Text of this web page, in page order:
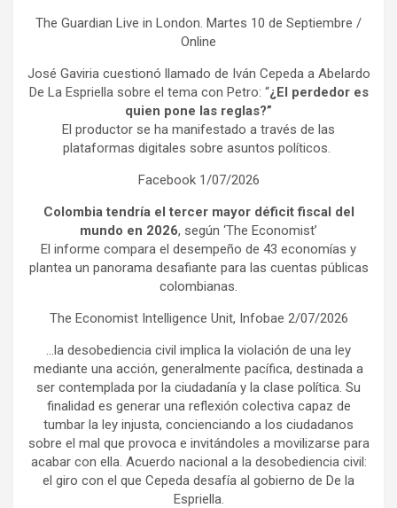
The Guardian Live in London. Martes 10 de Septiembre /
Online
José Gaviria cuestionó llamado de Iván Cepeda a Abelardo
De La Espriella sobre el tema con Petro: “¿El perdedor es
quien pone las reglas?”
El productor se ha manifestado a través de las
plataformas digitales sobre asuntos políticos.
Facebook 1/07/2026
Colombia tendría el tercer mayor déficit fiscal del
mundo en 2026, según ‘The Economist’
El informe compara el desempeño de 43 economías y
plantea un panorama desafiante para las cuentas públicas
colombianas.
The Economist Intelligence Unit, Infobae 2/07/2026
…la desobediencia civil implica la violación de una ley
mediante una acción, generalmente pacífica, destinada a
ser contemplada por la ciudadanía y la clase política. Su
finalidad es generar una reflexión colectiva capaz de
tumbar la ley injusta, concienciando a los ciudadanos
sobre el mal que provoca e invitándoles a movilizarse para
acabar con ella. Acuerdo nacional a la desobediencia civil:
el giro con el que Cepeda desafía al gobierno de De la
Espriella.